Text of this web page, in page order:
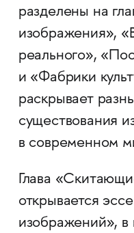
разделены на
изображения»,
реального»,
и «Фабрики
раскрывает
существования
в современном
Глава
открывается
изображений», в